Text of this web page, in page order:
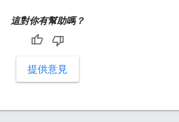
這對你有幫助嗎？
提供意見